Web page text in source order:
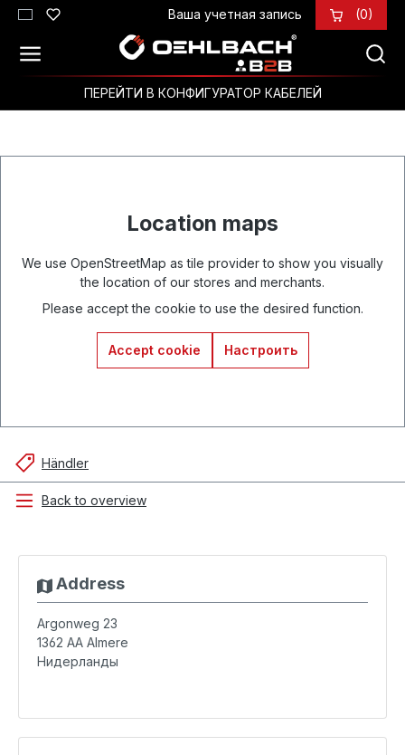
Перейти к основному содержанию
Ваша учетная запись (0)
ПЕРЕЙТИ В КОНФИГУРАТОР КАБЕЛЕЙ
Location maps
We use OpenStreetMap as tile provider to show you visually
the location of our stores and merchants.
Please accept the cookie to use the desired function.
Accept cookie Настроить
Händler
Back to overview
Address
Argonweg 23
1362 AA Almere
Нидерланды